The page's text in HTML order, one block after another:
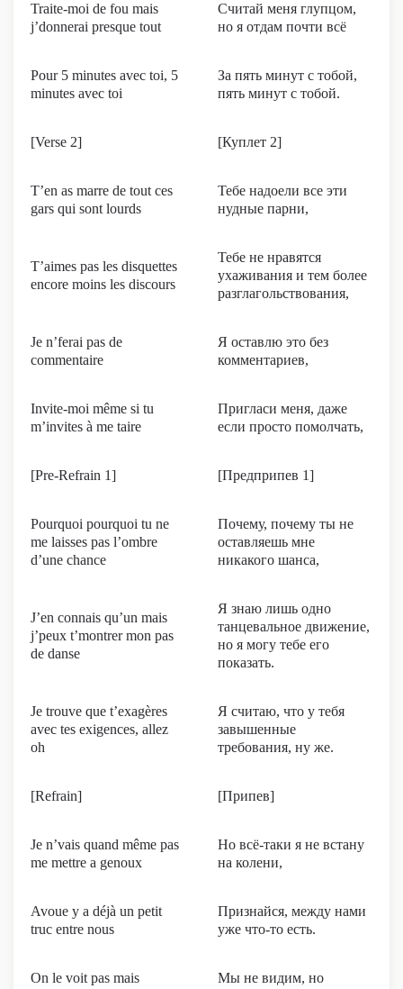
Traite-moi de fou mais
j’donnerai presque tout
Считай меня глупцом,
но я отдам почти всё
Pour 5 minutes avec toi, 5
minutes avec toi
За пять минут с тобой,
пять минут с тобой.
[Verse 2] [Куплет 2]
T’en as marre de tout ces
gars qui sont lourds
Тебе надоели все эти
нудные парни,
T’aimes pas les disquettes
encore moins les discours
Тебе не нравятся
ухаживания и тем более
разглагольствования,
Je n’ferai pas de
commentaire
Я оставлю это без
комментариев,
Invite-moi même si tu
m’invites à me taire
Пригласи меня, даже
если просто помолчать,
[Pre-Refrain 1] [Предприпев 1]
Pourquoi pourquoi tu ne
me laisses pas l’ombre
d’une chance
Почему, почему ты не
оставляешь мне
никакого шанса,
J’en connais qu’un mais
j’peux t’montrer mon pas
de danse
Я знаю лишь одно
танцевальное движение,
но я могу тебе его
показать.
Je trouve que t’exagères
avec tes exigences, allez
oh
Я считаю, что у тебя
завышенные
требования, ну же.
[Refrain] [Припев]
Je n’vais quand même pas
me mettre a genoux
Но всё-таки я не встану
на колени,
Avoue y a déjà un petit
truc entre nous
Признайся, между нами
уже что-то есть.
On le voit pas mais
Мы не видим, но